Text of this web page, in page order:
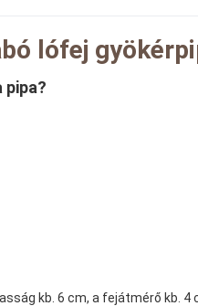
lófej
kb. 6 cm, a fejátmérő kb. 4